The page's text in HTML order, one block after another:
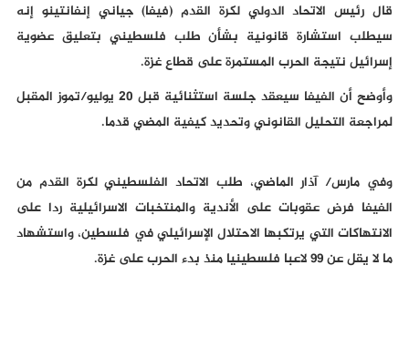
قال رئيس الاتحاد الدولي لكرة القدم (فيفا) جياني إنفانتينو إنه
سيطلب استشارة قانونية بشأن طلب فلسطيني بتعليق عضوية
إسرائيل نتيجة الحرب المستمرة على قطاع غزة.
وأوضح أن الفيفا سيعقد جلسة استثنائية قبل 20 يوليو/تموز المقبل
لمراجعة التحليل القانوني وتحديد كيفية المضي قدما.
وفي مارس/ آذار الماضي، طلب الاتحاد الفلسطيني لكرة القدم من
الفيفا فرض عقوبات على الأندية والمنتخبات الاسرائيلية ردا على
الانتهاكات التي يرتكبها الاحتلال الإسرائيلي في فلسطين، واستشهاد
ما لا يقل عن 99 لاعبا فلسطينيا منذ بدء الحرب على غزة.